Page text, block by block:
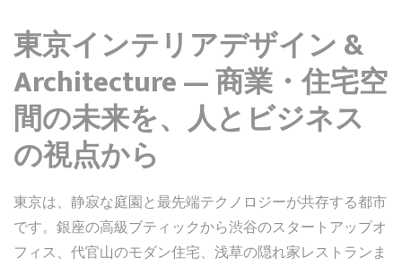
東京インテリアデザイン &
Architecture — 商業・住宅空
間の未来を、人とビジネス
の視点から
東京は、静寂な庭園と最先端テクノロジーが共存する都市
です。銀座の高級ブティックから渋谷のスタートアップオ
フィス、代官山のモダン住宅、浅草の隠れ家レストランま